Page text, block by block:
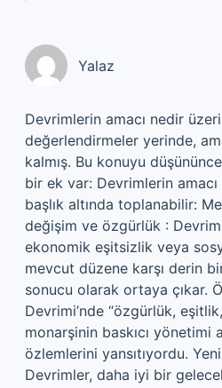
Yalaz
Devrimlerin amacı nedir
değerlendirmeler yerinde,
kalmış. Bu konuyu
bir ek var: Devrimlerin
başlık altında toplanabilir:
değişim ve özgürlük :
ekonomik eşitsizlik veya
mevcut düzene karşı derin
sonucu olarak ortaya çıkar.
Devrimi’nde “özgürlük,
monarşinin baskıcı yönetimi
özlemlerini yansıtıyordu.
Devrimler, daha iyi bir